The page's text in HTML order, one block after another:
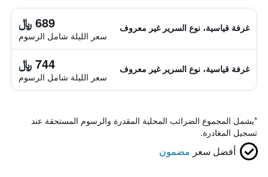
غرفة قياسية، نوع السرير غير معروف 689 ﷼
سعر الليلة شامل الرسوم
غرفة قياسية، نوع السرير غير معروف 744 ﷼
سعر الليلة شامل الرسوم
*يشمل المجموع الضرائب المحلية المقدرة والرسوم المستحقة عند
تسجيل المغادرة.
أفضل سعر مضمون